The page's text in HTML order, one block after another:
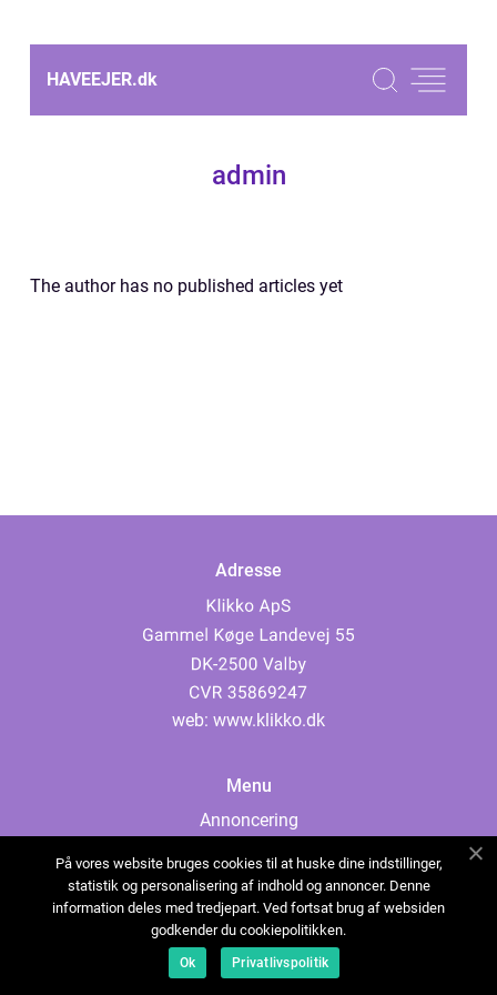
HAVEEJER.dk
admin
The author has no published articles yet
Adresse
web: www.klikko.dk
Menu
Annoncering
Cookies
Kontakt os
Sitemap
På vores website bruges cookies til at huske dine indstillinger,
statistik og personalisering af indhold og annoncer. Denne
information deles med tredjepart. Ved fortsat brug af websiden
godkender du cookiepolitikken.
Ok Privatlivspolitik